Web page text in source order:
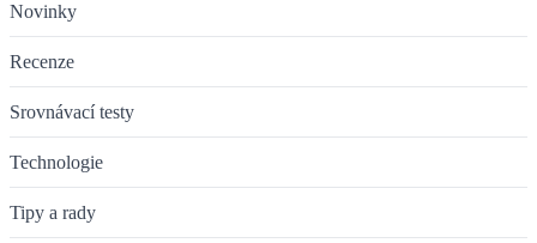
Novinky
Recenze
Srovnávací testy
Technologie
Tipy a rady